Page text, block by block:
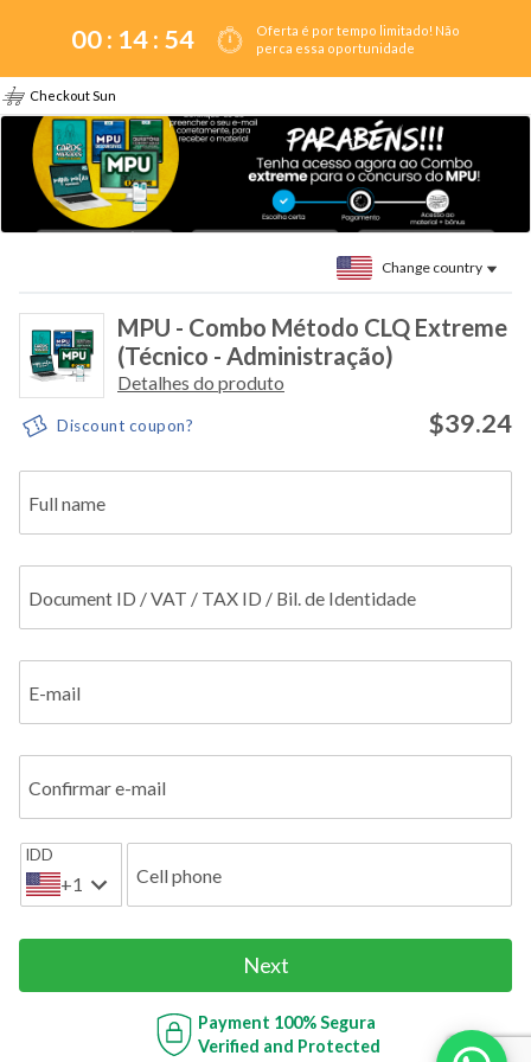
00 : 14: 54
Oferta é por tempo limitado! Não
perca essa oportunidade
Checkout Sun
Change country
MPU - Combo Método CLQ Extreme
(Técnico - Administração)
Detalhes do produto
Discount coupon? $39.24
Full name
Document ID / VAT / TAX ID / Bil. de Identidade
E-mail
Confirmar e-mail
IDD
+1 Cell phone
Next
Payment 100% Segura
Verified and Protected